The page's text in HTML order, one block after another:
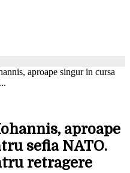
aproape singur in cursa
aproape
sefia NATO.
retragere